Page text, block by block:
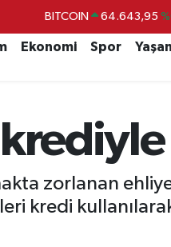
BITCOIN 64.643,95
DOLAR 47,6006
GRAM ALTIN 6500.87
BİST100 13.799
Ekonomi Spor
zorlanan
kredi